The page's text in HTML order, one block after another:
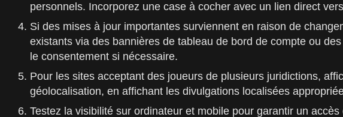
personnels. Incorporez une case à cocher avec un lien direct
Si des mises à jour importantes surviennent en raison de
existants via des bannières de tableau de bord de compte ou
le consentement si nécessaire.
Pour les sites acceptant des joueurs de plusieurs juridictions,
géolocalisation, en affichant les divulgations localisées
Testez la visibilité sur ordinateur et mobile pour garantir un